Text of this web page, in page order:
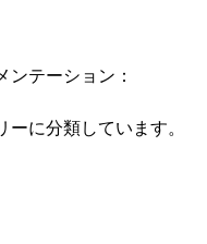
ンテーション：
に分類しています。